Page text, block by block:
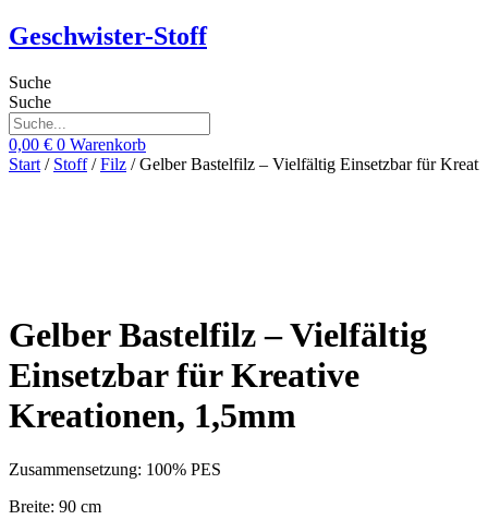
Zum
Inhalt
Geschwister-Stoff
Suche
Suche
0,00 € 0 Warenkorb
Start / Stoff/Filz / Gelber Bastelfilz – Vielfältig Einsetzbar für
Gelber Bastelfilz – Vielfältig
Einsetzbar für Kreative
Kreationen, 1,5mm
Zusammensetzung: 100% PES
Breite: 90 cm